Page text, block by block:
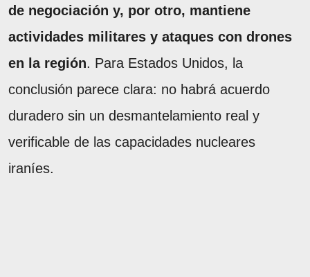
de negociación y, por otro, mantiene
actividades militares y ataques con drones
en la región. Para Estados Unidos, la
conclusión parece clara: no habrá acuerdo
duradero sin un desmantelamiento real y
verificable de las capacidades nucleares
iraníes.